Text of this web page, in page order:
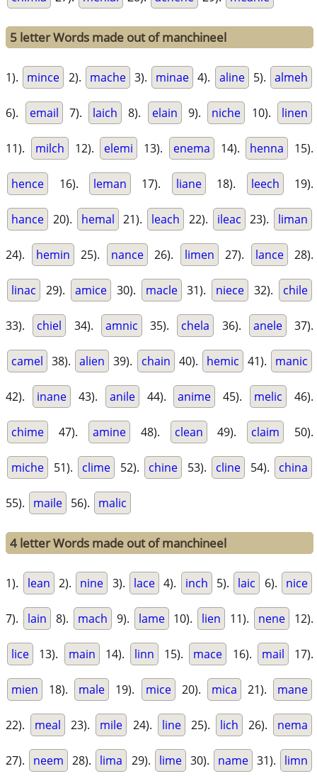
5 letter Words made out of manchineel
1). mince 2). mache 3). minae 4). aline 5). almeh
6). email 7). laich 8). elain 9). niche 10). linen
11). milch 12). elemi 13). enema 14). henna 15).
hence 16). leman 17). liane 18). leech 19).
hance 20). hemal 21). leach 22). ileac 23). liman
24). hemin 25). nance 26). limen 27). lance 28).
linac 29). amice 30). macle 31). niece 32). chile
33). chiel 34). amnic 35). chela 36). anele 37).
camel 38). alien 39). chain 40). hemic 41). manic
42). inane 43). anile 44). anime 45). melic 46).
chime 47). amine 48). clean 49). claim 50).
miche 51). clime 52). chine 53). cline 54). china
55). maile 56). malic
4 letter Words made out of manchineel
1). lean 2). nine 3). lace 4). inch 5). laic 6). nice
7). lain 8). mach 9). lame 10). lien 11). nene 12).
lice 13). main 14). linn 15). mace 16). mail 17).
mien 18). male 19). mice 20). mica 21). mane
22). meal 23). mile 24). line 25). lich 26). nema
27). neem 28). lima 29). lime 30). name 31). limn